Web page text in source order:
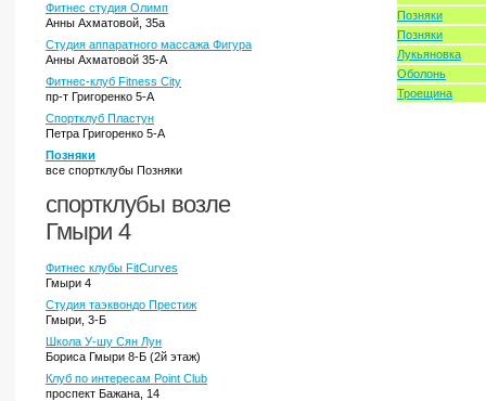
Фитнес студия Олимп
Анны Ахматовой, 35а
Студия аппаратного массажа Фигура
Анны Ахматовой 35-А
Фитнес-клуб Fitness City
пр-т Григоренко 5-А
Спортклуб Пластун
Петра Григоренко 5-А
Позняки
все спортклубы Позняки
спортклубы возле
Гмыри 4
Фитнес клубы FitCurves
Гмыри 4
Студия таэквондо Престиж
Гмыри, 3-Б
Школа У-шу Сян Лун
Бориса Гмыри 8-Б (2й этаж)
Клуб по интересам Pоint Club
проспект Бажана, 14
Позняки
Позняки
Лукьяновка
Оболонь
Троещина